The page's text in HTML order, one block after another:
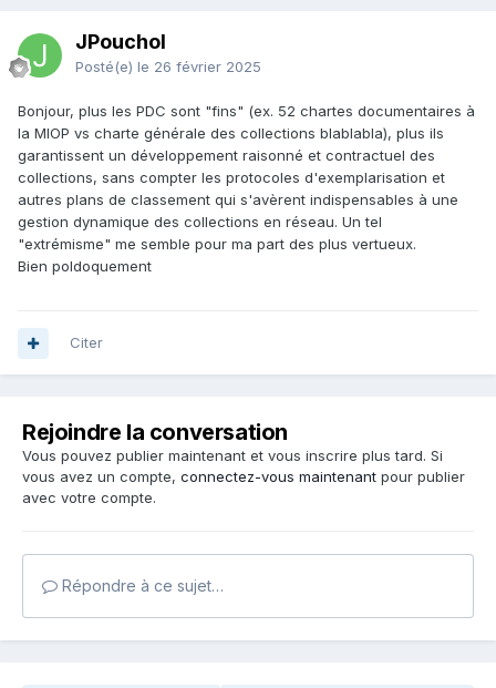
JPouchol
Posté(e) le 26 février 2025
Bonjour, plus les PDC sont "fins" (ex. 52 chartes documentaires à
la MIOP vs charte générale des collections blablabla), plus ils
garantissent un développement raisonné et contractuel des
collections, sans compter les protocoles d'exemplarisation et
autres plans de classement qui s'avèrent indispensables à une
gestion dynamique des collections en réseau. Un tel
"extrémisme" me semble pour ma part des plus vertueux.
Bien poldoquement
Citer
Rejoindre la conversation
Vous pouvez publier maintenant et vous inscrire plus tard. Si
vous avez un compte, connectez-vous maintenant pour publier
avec votre compte.
Répondre à ce sujet…